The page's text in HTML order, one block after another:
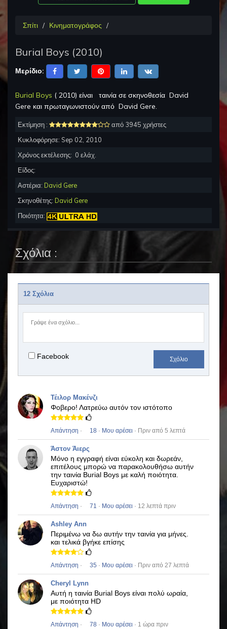
Σπίτι Κινηματογράφος
Burial Boys (2010)
Μερίδιο:
Burial Boys ( 2010) είναι ταινία σε σκηνοθεσία David
Gere και πρωταγωνιστούν από David Gere.
Εκτίμηση :
από 3945 χρήστες
Κυκλοφόρησε: Sep 02, 2010
Χρόνος εκτέλεσης: 0 ελάχ.
Είδος:
Αστέρια: David Gere
Σκηνοθέτης: David Gere
Ποιότητα:
Σχόλια :
12 Σχόλια
Facebook Σχόλιο
Τέιλορ Μακένζι
Φοβερο! Λατρεύω αυτόν τον ιστότοπο
Απάντηση · 18 · Μου αρέσει · Πριν από 5 λεπτά
Άστον Άιερς
Μόνο η εγγραφή είναι εύκολη και δωρεάν,
επιτέλους μπορώ να παρακολουθήσω αυτήν
την ταινία Burial Boys με καλή ποιότητα.
Ευχαριστώ!
Απάντηση · 71 · Μου αρέσει · 12 λεπτά πριν
Ashley Ann
Περιμένω να δω αυτήν την ταινία για μήνες.
και τελικά βγήκε επίσης
Απάντηση · 35 · Μου αρέσει · Πριν από 27 λεπτά
Cheryl Lynn
Αυτή η ταινία Burial Boys είναι πολύ ωραία,
με ποιότητα HD
Απάντηση · 78 · Μου αρέσει · 1 ώρα πριν